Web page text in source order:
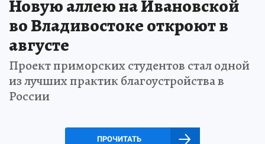
Новую аллею на Ивановской
во Владивостоке откроют в
августе
Проект приморских студентов стал одной
из лучших практик благоустройства в
России
ПРОЧИТАТЬ